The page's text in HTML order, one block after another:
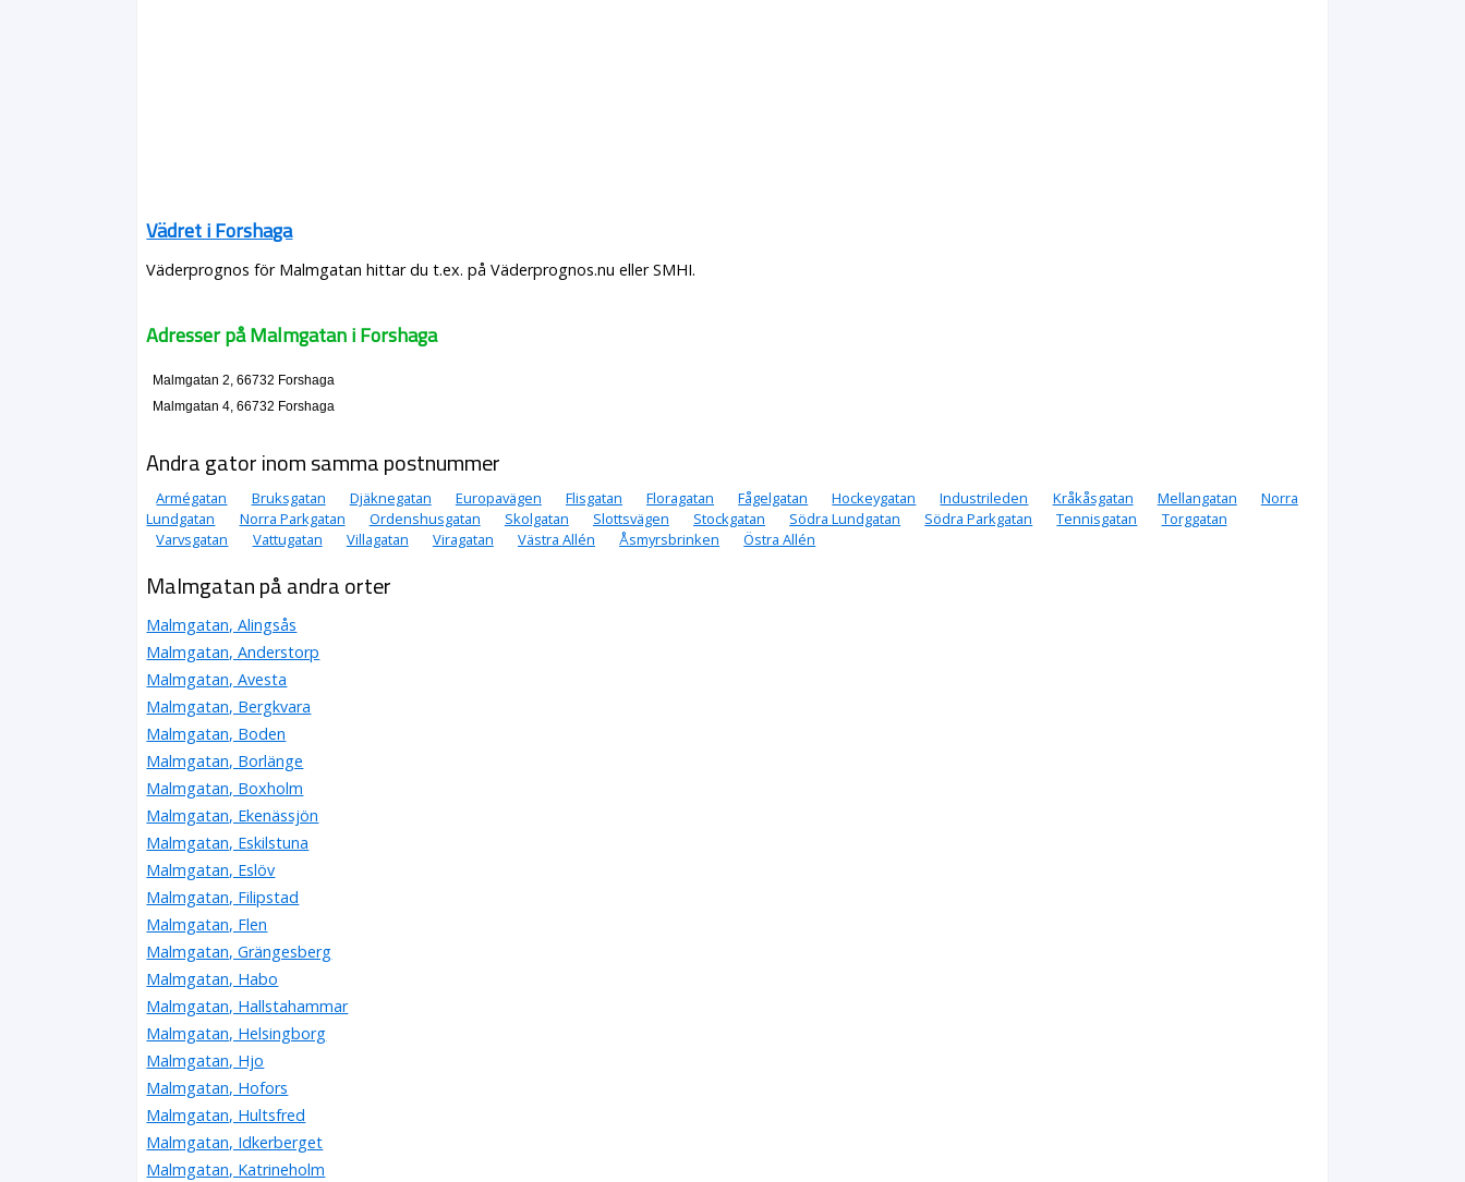
Vädret i Forshaga
Väderprognos för Malmgatan hittar du t.ex. på Väderprognos.nu eller SMHI.
Adresser på Malmgatan i Forshaga
Malmgatan 2, 66732 Forshaga
Malmgatan 4, 66732 Forshaga
Andra gator inom samma postnummer
Armégatan Bruksgatan Djäknegatan Europavägen Flisgatan Floragatan Fågelgatan Hockeygatan Industrileden Kråkåsgatan Mellangatan
Norra
Lundgatan
Norra Parkgatan Ordenshusgatan Skolgatan Slottsvägen Stockgatan Södra Lundgatan Södra Parkgatan Tennisgatan
Torggatan
Varvsgatan
Vattugatan Villagatan Viragatan Västra Allén Åsmyrsbrinken Östra Allén
Malmgatan på andra orter
Malmgatan, Alingsås
Malmgatan, Anderstorp
Malmgatan, Avesta
Malmgatan, Bergkvara
Malmgatan, Boden
Malmgatan, Borlänge
Malmgatan, Boxholm
Malmgatan, Ekenässjön
Malmgatan, Eskilstuna
Malmgatan, Eslöv
Malmgatan, Filipstad
Malmgatan, Flen
Malmgatan, Grängesberg
Malmgatan, Habo
Malmgatan, Hallstahammar
Malmgatan, Helsingborg
Malmgatan, Hjo
Malmgatan, Hofors
Malmgatan, Hultsfred
Malmgatan, Idkerberget
Malmgatan, Katrineholm